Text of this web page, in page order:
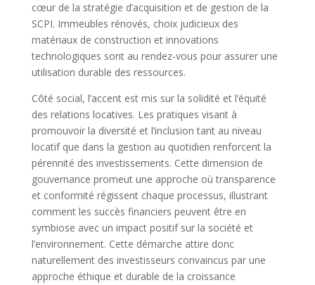
cœur de la stratégie d’acquisition et de gestion de la
SCPI. Immeubles rénovés, choix judicieux des
matériaux de construction et innovations
technologiques sont au rendez-vous pour assurer une
utilisation durable des ressources.
Côté social, l’accent est mis sur la solidité et l’équité
des relations locatives. Les pratiques visant à
promouvoir la diversité et l’inclusion tant au niveau
locatif que dans la gestion au quotidien renforcent la
pérennité des investissements. Cette dimension de
gouvernance promeut une approche où transparence
et conformité régissent chaque processus, illustrant
comment les succès financiers peuvent être en
symbiose avec un impact positif sur la société et
l’environnement. Cette démarche attire donc
naturellement des investisseurs convaincus par une
approche éthique et durable de la croissance